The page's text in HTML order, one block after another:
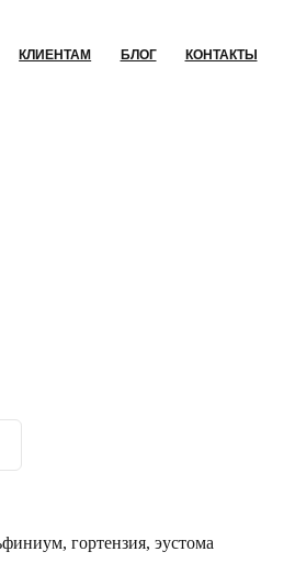
БЛОГ КОНТАКТЫ
гортензия, эустома